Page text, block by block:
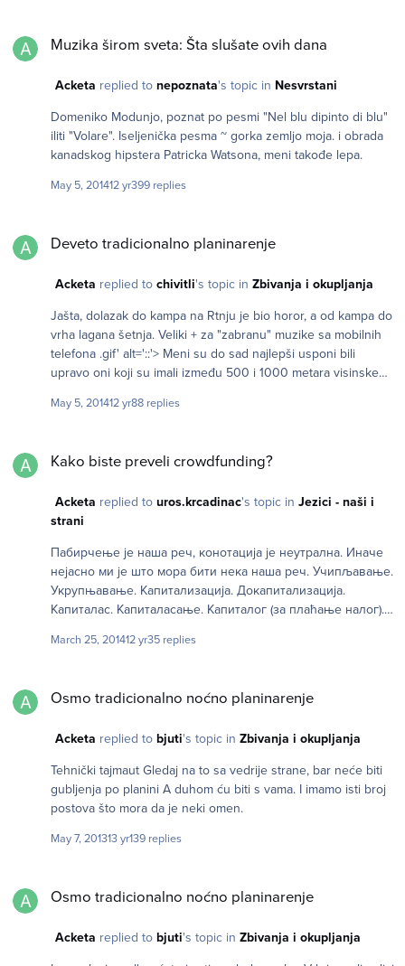
Muzika širom sveta: Šta slušate ovih dana
Acketa replied to nepoznata's topic in Nesvrstani
Domeniko Modunjo, poznat po pesmi "Nel blu dipinto di blu"
iliti "Volare". Iseljenička pesma ~ gorka zemljo moja. i obrada
kanadskog hipstera Patricka Watsona, meni takođe lepa.
May 5, 201412 yr399 replies
Deveto tradicionalno planinarenje
Acketa replied to chivitli's topic in Zbivanja i okupljanja
Jašta, dolazak do kampa na Rtnju je bio horor, a od kampa do
vrha lagana šetnja. Veliki + za "zabranu" muzike sa mobilnih
telefona .gif' alt='::'> Meni su do sad najlepši usponi bili
upravo oni koji su imali između 500 i 1000 metara visinske
se provedete, valjevske planine su jako prijatne, ne sumnjam
May 5, 201412 yr88 replies
Kako biste preveli crowdfunding?
Acketa replied to uros.krcadinac's topic in Jezici - naši i
strani
Пабирчење је наша реч, конотација је неутрална. Иначе
нејасно ми је што мора бити нека наша реч. Учипљавање.
Укрупњавање. Капитализација. Докапитализација.
Капиталас. Капиталасање. Капиталог (за плаћање налог).
Збуџетирање. Динар по динар погача... ... дрвце по дрвце
Микрокрп. Ситнокрп-ситнодрп. Са дна (уз помоћ) џепа,
Џепикурејство. Џепоха просвећености! Џепономија. Пик
Друштвеновци. Заједновци. Згодонација. Свидонација.
Груплата. Скуплата. Ако би се смело брљавити онда
boostipendija. Овоме смислити смисао, свиђа ми се а
испада из контекста >>> Опстипендија Иначе тешка тема.
crowdfunging.
March 25, 201412 yr35 replies
Osmo tradicionalno noćno planinarenje
Acketa replied to bjuti's topic in Zbivanja i okupljanja
Tehnički tajmaut Gledaj na to sa vedrije strane, bar neće biti
gubljenja po planini A duhom ću biti s vama. I imamo isti broj
postova što mora da je neki omen.
May 7, 201313 yr139 replies
Osmo tradicionalno noćno planinarenje
Acketa replied to bjuti's topic in Zbivanja i okupljanja